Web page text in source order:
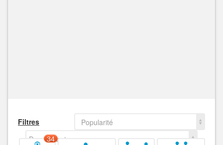
Filtres
Popularité
Decroissant
34